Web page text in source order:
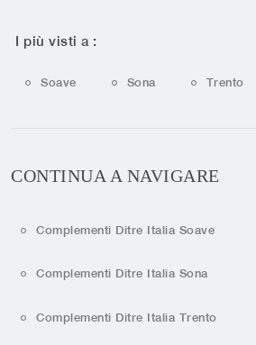
I più visti a :
Soave Sona Trento
CONTINUA A NAVIGARE
Complementi Ditre Italia Soave
Complementi Ditre Italia Sona
Complementi Ditre Italia Trento